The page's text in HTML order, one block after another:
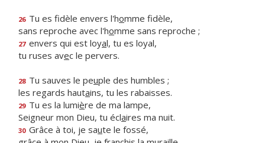
26 Tu es fidèle envers l'homme fidèle,
sans reproche avec l'homme sans reproche ;
27 envers qui est loyal, tu es loyal,
tu ruses avec le pervers.
28 Tu sauves le peuple des humbles ;
les regards hautains, tu les rabaisses.
29 Tu es la lumière de ma lampe,
Seigneur mon Dieu, tu éclaires ma nuit.
30 Grâce à toi, je saute le fossé,